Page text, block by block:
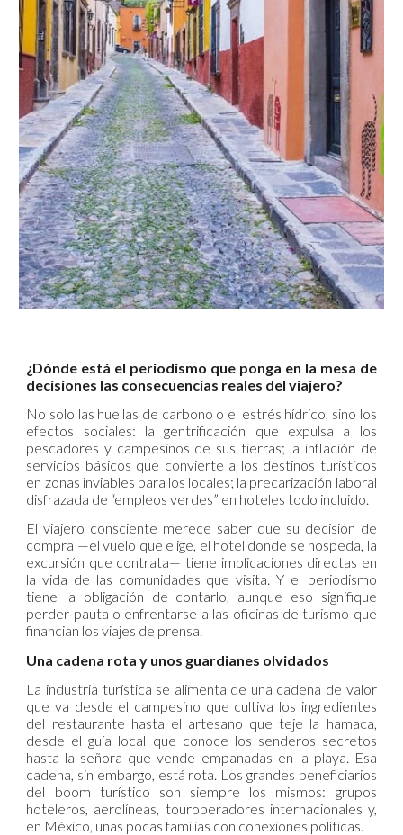
¿Dónde está el periodismo que ponga en la mesa de
decisiones las consecuencias reales del viajero?
No solo las huellas de carbono o el estrés hídrico, sino los
efectos sociales: la gentrificación que expulsa a los
pescadores y campesinos de sus tierras; la inflación de
servicios básicos que convierte a los destinos turísticos
en zonas inviables para los locales; la precarización laboral
disfrazada de “empleos verdes” en hoteles todo incluido.
El viajero consciente merece saber que su decisión de
compra —el vuelo que elige, el hotel donde se hospeda, la
excursión que contrata— tiene implicaciones directas en
la vida de las comunidades que visita. Y el periodismo
tiene la obligación de contarlo, aunque eso signifique
perder pauta o enfrentarse a las oficinas de turismo que
financian los viajes de prensa.
Una cadena rota y unos guardianes olvidados
La industria turística se alimenta de una cadena de valor
que va desde el campesino que cultiva los ingredientes
del restaurante hasta el artesano que teje la hamaca,
desde el guía local que conoce los senderos secretos
hasta la señora que vende empanadas en la playa. Esa
cadena, sin embargo, está rota. Los grandes beneficiarios
del boom turístico son siempre los mismos: grupos
hoteleros, aerolíneas, touroperadores internacionales y,
en México, unas pocas familias con conexiones políticas.